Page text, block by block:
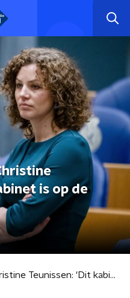
is op de
PvdD-Kamerlid Christine Teunissen: 'Dit kabinet is op de fossiele weg'